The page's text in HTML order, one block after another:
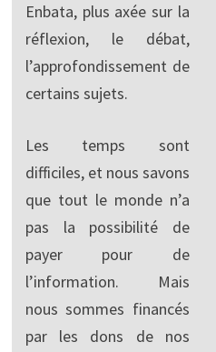
Enbata, plus axée sur la
réflexion, le débat,
l’approfondissement de
certains sujets.
Les temps sont
difficiles, et nous savons
que tout le monde n’a
pas la possibilité de
payer pour de
l’information. Mais
nous sommes financés
par les dons de nos